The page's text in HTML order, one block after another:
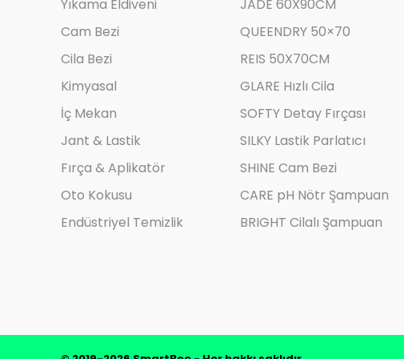
Yıkama Eldiveni
Cam Bezi
Cila Bezi
Kimyasal
İç Mekan
Jant & Lastik
Fırça & Aplikatör
Oto Kokusu
Endüstriyel Temizlik
JADE 60X90CM
QUEENDRY 50×70
REIS 50X70CM
GLARE Hızlı Cila
SOFTY Detay Fırçası
SILKY Lastik Parlatıcı
SHINE Cam Bezi
CARE pH Nötr Şampuan
BRIGHT Cilalı Şampuan